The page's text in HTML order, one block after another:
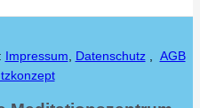
Impressum, Datenschutz, AGB